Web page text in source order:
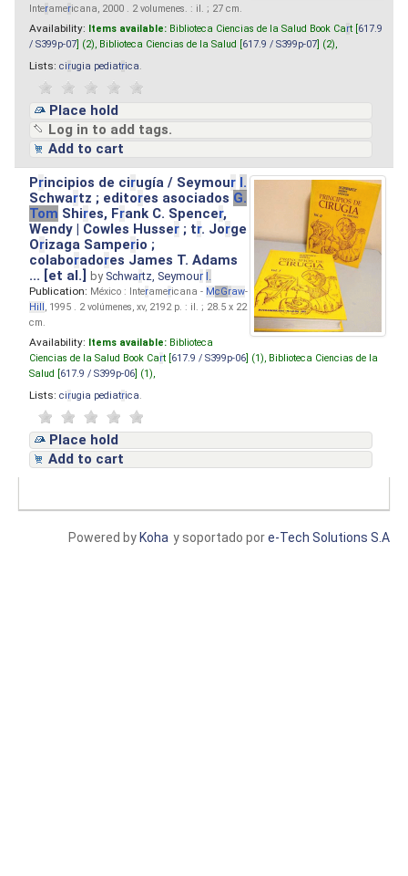
Interamericana, 2000 . 2 volumenes. : il. ; 27 cm.
Availability: Items available: Biblioteca Ciencias de la Salud Book Cart [ 617.9
/ S399p-07 ] (2), Biblioteca Ciencias de la Salud [ 617.9 / S399p-07 ] (2),
Lists: cirugia pediatrica
Place hold
Log in to add tags.
Add to cart
Principios de cirugía / Seymour I.
Schwartz ; editores asociados G.
Tom Shires, Frank C. Spencer,
Wendy | Cowles Husser ; tr. Jorge
Orizaga Samperio ;
colaboradores James T. Adams
... [et al.]by Schwartz, Seymour I.
Publication: México : Interamericana - McGraw-
Hill, 1995 . 2 volúmenes, xv, 2192 p. : il. ; 28.5 x 22
cm.
Availability: Items available: Biblioteca
Ciencias de la Salud Book Cart [ 617.9 / S399p-06 ] (1), Biblioteca Ciencias de la
Salud [ 617.9 / S399p-06 ] (1),
Lists: cirugia pediatrica
Place hold
Add to cart
y soportado pore-Tech Solutions S.A
Powered by Koha